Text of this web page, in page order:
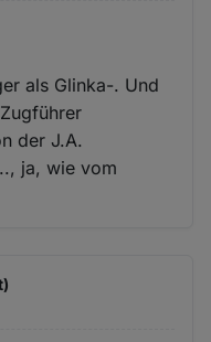
als Glinka-. Und
der J.A.
ja, wie vom